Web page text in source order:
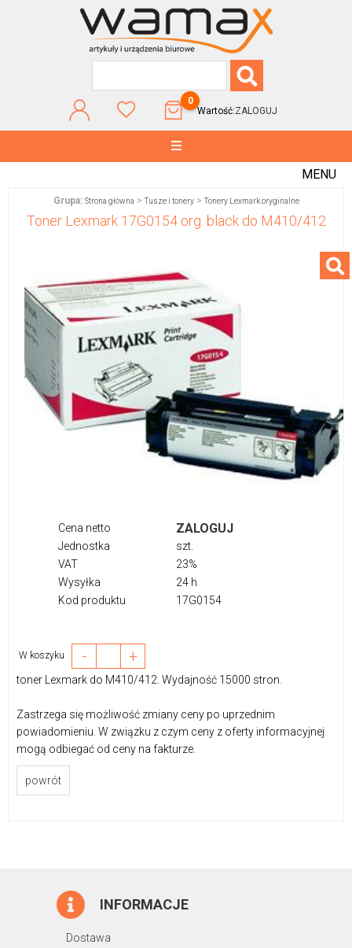
0
Wartość:ZALOGUJ
MENU
Grupa: Strona główna >Tusze i tonery>Tonery Lexmark oryginalne
Toner Lexmark 17G0154 org. black do M410/412
Cena netto ZALOGUJ
Jednostka
szt.
VAT
23%
Wysyłka
24 h
Kod produktu
17G0154
W koszyku - +
toner Lexmark do M410/412. Wydajność 15000 stron.
Zastrzega się możliwość zmiany ceny po uprzednim
powiadomieniu. W związku z czym ceny z oferty informacyjnej
mogą odbiegać od ceny na fakturze.
powrót
INFORMACJE
Dostawa